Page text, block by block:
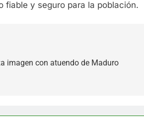
fiable y seguro para la población.
imagen con atuendo de Maduro